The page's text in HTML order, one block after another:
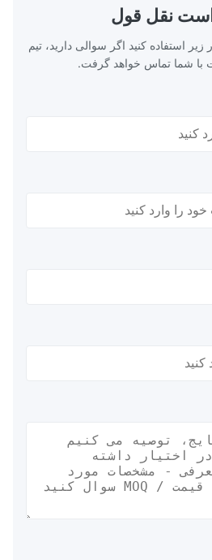
TH620 Standard
Product Features
نقل قول
کنید اگر سوالی دارید، تیم
تماس خواهد گرفت.